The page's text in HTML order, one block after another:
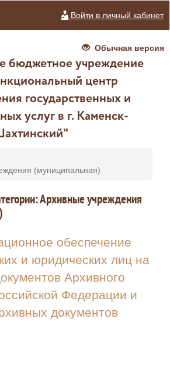
Войти в личный кабинет
Обычная версия
бюджетное учреждение
центр
государственных и
услуг в г. Каменск-
(муниципальная)
Архивные учреждения
обеспечение
и юридических лиц на
Архивного
Федерации и
документов